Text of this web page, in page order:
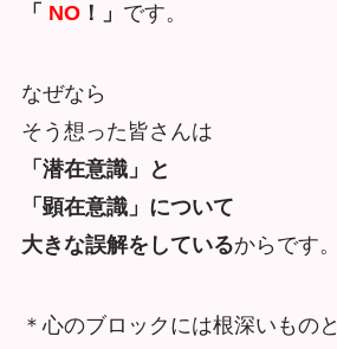
「 NO！」 です。
なぜなら
そう想った皆さんは
「潜在意識」と
「顕在意識」について
大きな誤解をしているからです。
＊心のブロックには根深いものと